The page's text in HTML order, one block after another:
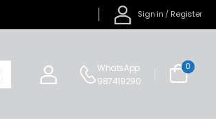
Sign in / Register
WhatsApp
987419290
0